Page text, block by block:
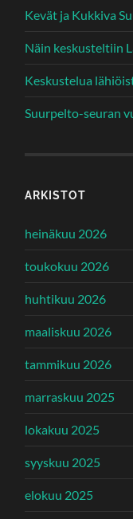
Kevät ja Kukkiva
Näin keskusteltiin
Keskustelua
Suurpelto-seuran
ARKISTOT
heinäkuu 2026
toukokuu 2026
huhtikuu 2026
maaliskuu 2026
tammikuu 2026
marraskuu 2025
lokakuu 2025
syyskuu 2025
elokuu 2025